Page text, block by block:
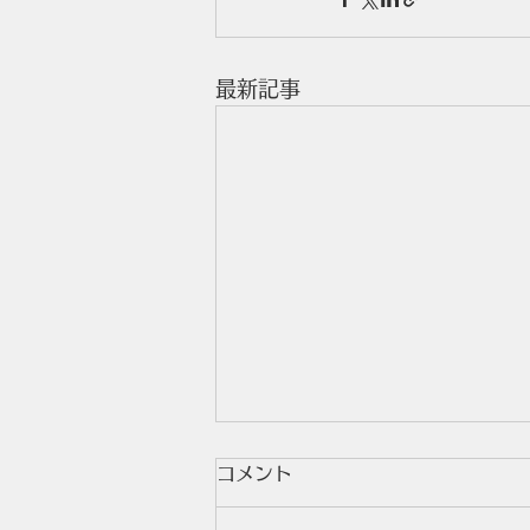
最新記事
コメント